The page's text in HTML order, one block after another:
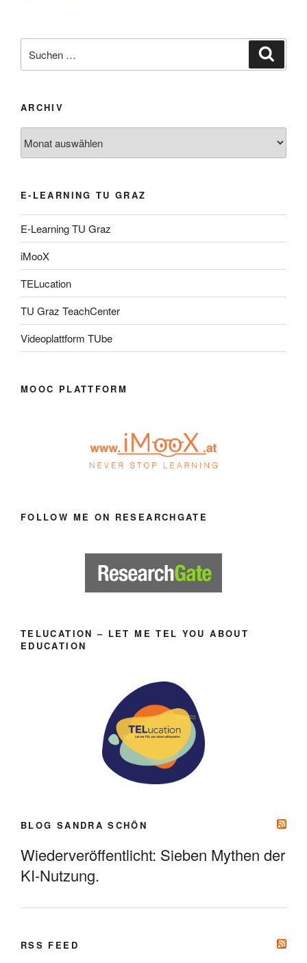
nach:
ARCHIV
E-LEARNING TU GRAZ
E-Learning TU Graz
iMooX
TELucation
TU Graz TeachCenter
Videoplattform TUbe
MOOC PLATTFORM
FOLLOW ME ON RESEARCHGATE
TELUCATION – LET ME TEL YOU ABOUT
EDUCATION
BLOG SANDRA SCHÖN
Wiederveröffentlicht: Sieben Mythen der
KI-Nutzung.
RSS FEED